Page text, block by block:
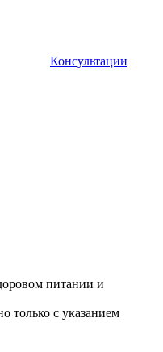
Консультации
питании и
только с указанием